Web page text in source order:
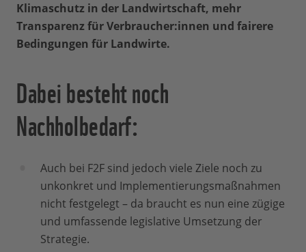
Klimaschutz in der Landwirtschaft, mehr
Transparenz für Verbraucher:innen und fairere
Bedingungen für Landwirte.
Dabei besteht noch
Nachholbedarf:
Auch bei F2F sind jedoch viele Ziele noch zu
unkonkret und Implementierungsmaßnahmen
nicht festgelegt – da braucht es nun eine zügige
und umfassende legislative Umsetzung der
Strategie.